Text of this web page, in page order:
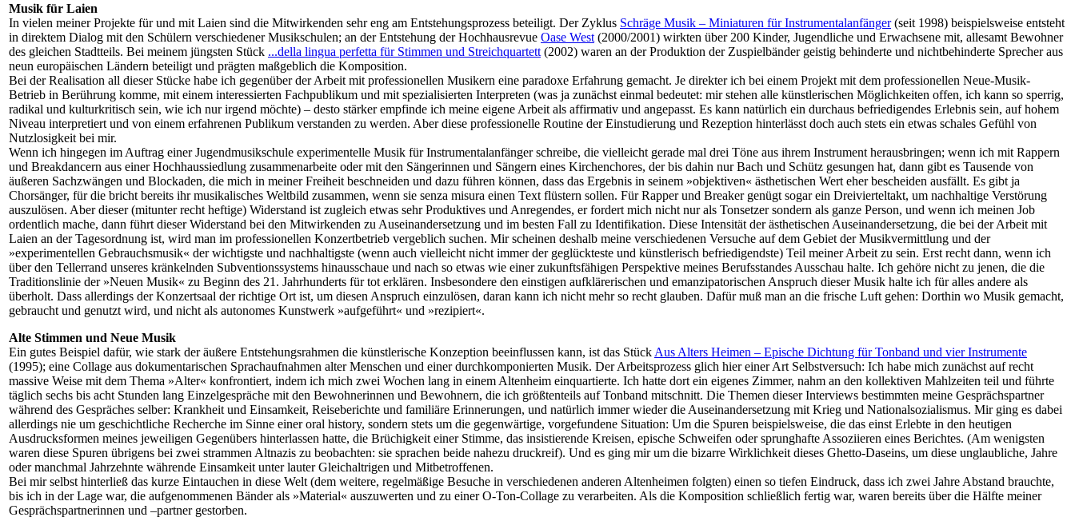
Musik für Laien
In vielen meiner Projekte für und mit Laien sind die Mitwirkenden sehr eng am Entstehungsprozess beteiligt. Der Zyklus Schräge Musik – Miniaturen für Instrumentalanfänger(seit 1998) beispielsweise entsteht
in direktem Dialog mit den Schülern verschiedener Musikschulen; an der Entstehung der Hochhausrevue Oase West (2000/2001) wirkten über 200 Kinder, Jugendliche und Erwachsene mit, allesamt Bewohner
des gleichen Stadtteils. Bei meinem jüngsten Stück ...della lingua perfetta für Stimmen und Streichquartett (2002) waren an der Produktion der Zuspielbänder geistig behinderte und nichtbehinderte Sprecher aus
neun europäischen Ländern beteiligt und prägten maßgeblich die Komposition.
Bei der Realisation all dieser Stücke habe ich gegenüber der Arbeit mit professionellen Musikern eine paradoxe Erfahrung gemacht. Je direkter ich bei einem Projekt mit dem professionellen Neue-Musik-
Betrieb in Berührung komme, mit einem interessierten Fachpublikum und mit spezialisierten Interpreten (was ja zunächst einmal bedeutet: mir stehen alle künstlerischen Möglichkeiten offen, ich kann so sperrig,
radikal und kulturkritisch sein, wie ich nur irgend möchte) – desto stärker empfinde ich meine eigene Arbeit als affirmativ und angepasst. Es kann natürlich ein durchaus befriedigendes Erlebnis sein, auf hohem
Niveau interpretiert und von einem erfahrenen Publikum verstanden zu werden. Aber diese professionelle Routine der Einstudierung und Rezeption hinterlässt doch auch stets ein etwas schales Gefühl von
Nutzlosigkeit bei mir.
Wenn ich hingegen im Auftrag einer Jugendmusikschule experimentelle Musik für Instrumentalanfänger schreibe, die vielleicht gerade mal drei Töne aus ihrem Instrument herausbringen; wenn ich mit Rappern
und Breakdancern aus einer Hochhaussiedlung zusammenarbeite oder mit den Sängerinnen und Sängern eines Kirchenchores, der bis dahin nur Bach und Schütz gesungen hat, dann gibt es Tausende von
äußeren Sachzwängen und Blockaden, die mich in meiner Freiheit beschneiden und dazu führen können, dass das Ergebnis in seinem »objektiven« ästhetischen Wert eher bescheiden ausfällt. Es gibt ja
Chorsänger, für die bricht bereits ihr musikalisches Weltbild zusammen, wenn sie senza misura einen Text flüstern sollen. Für Rapper und Breaker genügt sogar ein Dreivierteltakt, um nachhaltige Verstörung
auszulösen. Aber dieser (mitunter recht heftige) Widerstand ist zugleich etwas sehr Produktives und Anregendes, er fordert mich nicht nur als Tonsetzer sondern als ganze Person, und wenn ich meinen Job
ordentlich mache, dann führt dieser Widerstand bei den Mitwirkenden zu Auseinandersetzung und im besten Fall zu Identifikation. Diese Intensität der ästhetischen Auseinandersetzung, die bei der Arbeit mit
Laien an der Tagesordnung ist, wird man im professionellen Konzertbetrieb vergeblich suchen. Mir scheinen deshalb meine verschiedenen Versuche auf dem Gebiet der Musikvermittlung und der
»experimentellen Gebrauchsmusik« der wichtigste und nachhaltigste (wenn auch vielleicht nicht immer der geglückteste und künstlerisch befriedigendste) Teil meiner Arbeit zu sein. Erst recht dann, wenn ich
über den Tellerrand unseres kränkelnden Subventionssystems hinausschaue und nach so etwas wie einer zukunftsfähigen Perspektive meines Berufsstandes Ausschau halte. Ich gehöre nicht zu jenen, die die
Traditionslinie der »Neuen Musik« zu Beginn des 21. Jahrhunderts für tot erklären. Insbesondere den einstigen aufklärerischen und emanzipatorischen Anspruch dieser Musik halte ich für alles andere als
überholt. Dass allerdings der Konzertsaal der richtige Ort ist, um diesen Anspruch einzulösen, daran kann ich nicht mehr so recht glauben. Dafür muß man an die frische Luft gehen: Dorthin wo Musik gemacht,
gebraucht und genutzt wird, und nicht als autonomes Kunstwerk »aufgeführt« und »rezipiert«.
Alte Stimmen und Neue Musik
Ein gutes Beispiel dafür, wie stark der äußere Entstehungsrahmen die künstlerische Konzeption beeinflussen kann, ist das Stück Aus Alters Heimen – Epische Dichtung für Tonband und vier Instrumente
(1995); eine Collage aus dokumentarischen Sprachaufnahmen alter Menschen und einer durchkomponierten Musik. Der Arbeitsprozess glich hier einer Art Selbstversuch: Ich habe mich zunächst auf recht
massive Weise mit dem Thema »Alter« konfrontiert, indem ich mich zwei Wochen lang in einem Altenheim einquartierte. Ich hatte dort ein eigenes Zimmer, nahm an den kollektiven Mahlzeiten teil und führte
täglich sechs bis acht Stunden lang Einzelgespräche mit den Bewohnerinnen und Bewohnern, die ich größtenteils auf Tonband mitschnitt. Die Themen dieser Interviews bestimmten meine Gesprächspartner
während des Gespräches selber: Krankheit und Einsamkeit, Reiseberichte und familiäre Erinnerungen, und natürlich immer wieder die Auseinandersetzung mit Krieg und Nationalsozialismus. Mir ging es dabei
allerdings nie um geschichtliche Recherche im Sinne einer oral history, sondern stets um die gegenwärtige, vorgefundene Situation: Um die Spuren beispielsweise, die das einst Erlebte in den heutigen
Ausdrucksformen meines jeweiligen Gegenübers hinterlassen hatte, die Brüchigkeit einer Stimme, das insistierende Kreisen, epische Schweifen oder sprunghafte Assoziieren eines Berichtes. (Am wenigsten
waren diese Spuren übrigens bei zwei strammen Altnazis zu beobachten: sie sprachen beide nahezu druckreif). Und es ging mir um die bizarre Wirklichkeit dieses Ghetto-Daseins, um diese unglaubliche, Jahre
oder manchmal Jahrzehnte währende Einsamkeit unter lauter Gleichaltrigen und Mitbetroffenen.
Bei mir selbst hinterließ das kurze Eintauchen in diese Welt (dem weitere, regelmäßige Besuche in verschiedenen anderen Altenheimen folgten) einen so tiefen Eindruck, dass ich zwei Jahre Abstand brauchte,
bis ich in der Lage war, die aufgenommenen Bänder als »Material« auszuwerten und zu einer O-Ton-Collage zu verarbeiten. Als die Komposition schließlich fertig war, waren bereits über die Hälfte meiner
Gesprächspartnerinnen und –partner gestorben.